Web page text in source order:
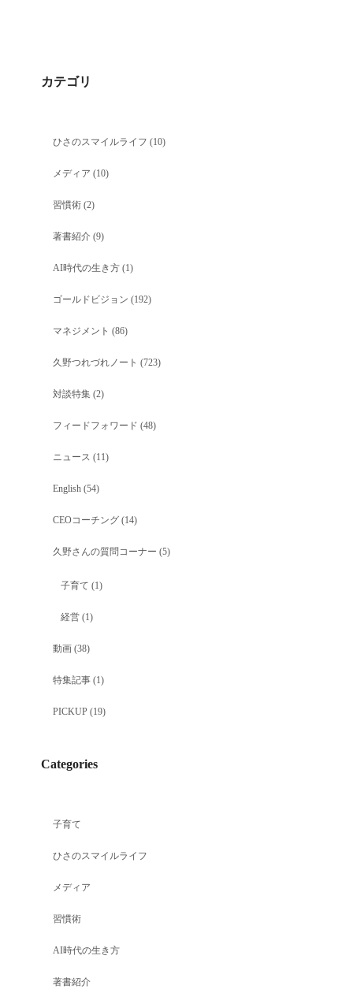
カテゴリ
ひさのスマイルライフ (10)
メディア (10)
習慣術(2)
著書紹介(9)
AI時代の生き方(1)
ゴールドビジョン (192)
マネジメント (86)
久野つれづれノート (723)
対談特集(2)
フィードフォワード (48)
ニュース (11)
English(54)
CEOコーチング(14)
久野さんの質問コーナー (5)
子育て (1)
経営(1)
動画(38)
特集記事(1)
PICKUP(19)
Categories
子育て
ひさのスマイルライフ
メディア
習慣術
AI時代の生き方
著書紹介